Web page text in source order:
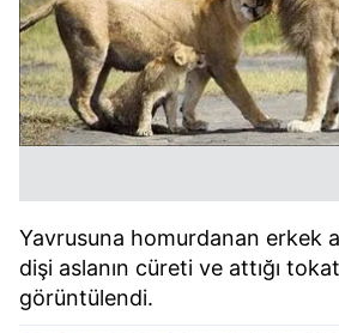
Yavrusuna homurdanan erkek
dişi aslanın cüreti ve attığı
görüntülendi.